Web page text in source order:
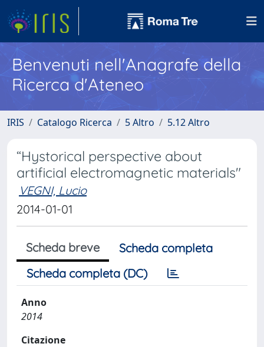
Benvenuti nell'Anagrafe della
Ricerca d'Ateneo
IRIS Catalogo Ricerca 5 Altro 5.12 Altro
“Hystorical perspective about
artificial electromagnetic materials"
VEGNI, Lucio
2014-01-01
Scheda breve
Scheda completa
Scheda completa (DC)
Anno
2014
Citazione